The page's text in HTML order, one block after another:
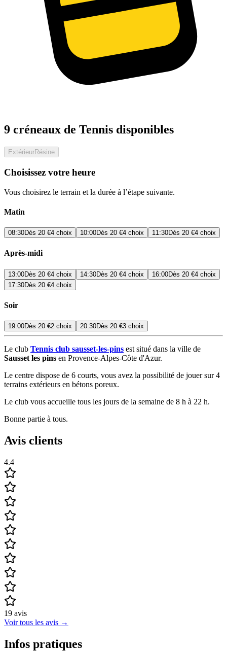
9 créneaux de Tennis disponibles
ExtérieurRésine
Choisissez votre heure
Vous choisirez le terrain et la durée à l’étape suivante.
Matin
08:30Dès 20 €4 choix 10:00Dès 20 €4 choix 11:30Dès 20 €4 choix
Après-midi
13:00Dès 20 €4 choix 14:30Dès 20 €4 choix 16:00Dès 20 €4 choix
17:30Dès 20 €4 choix
Soir
19:00Dès 20 €2 choix 20:30Dès 20 €3 choix
Le club Tennis club sausset-les-pins est situé dans la ville de
Sausset les pins en Provence-Alpes-Côte d'Azur.
Le centre dispose de 6 courts, vous avez la possibilité de jouer sur 4
terrains extérieurs en bétons poreux.
Le club vous accueille tous les jours de la semaine de 8 h à 22 h.
Bonne partie à tous.
Avis clients
4.4
19 avis
Voir tous les avis →
Infos pratiques